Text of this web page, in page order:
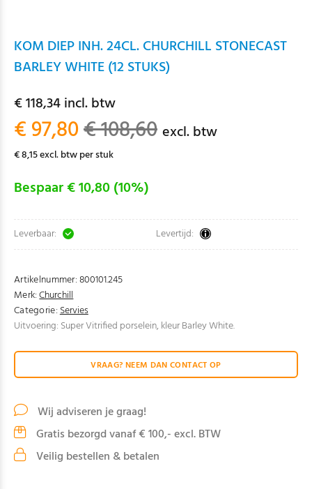
KOM DIEP INH. 24CL. CHURCHILL STONECAST
BARLEY WHITE (12 STUKS)
€ 118,34 incl. btw
€ 97,80€ 108,60 excl. btw
€ 8,15 excl. btw per stuk
Bespaar € 10,80 (10%)
Leverbaar: Levertijd:
Artikelnummer:800101.245
Merk:Churchill
Categorie:Servies
Uitvoering: Super Vitrified porselein, kleur Barley White.
VRAAG? NEEM DAN CONTACT OP
Wij adviseren je graag!
Gratis bezorgd vanaf € 100,- excl. BTW
Veilig bestellen & betalen